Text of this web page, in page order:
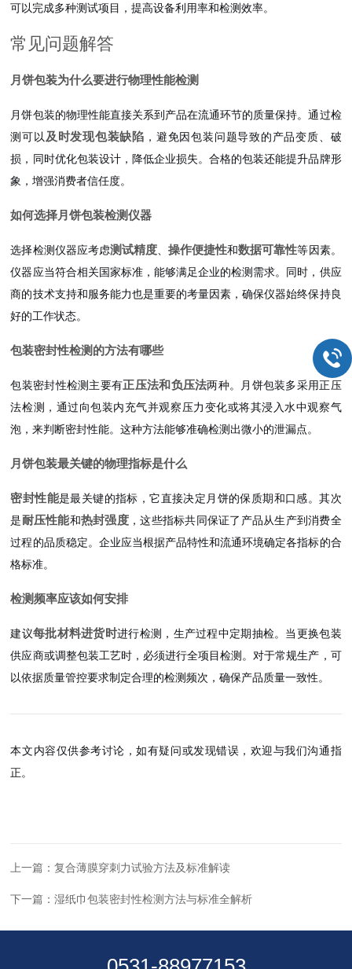
可以完成多种测试项目，提高设备利用率和检测效率。
常见问题解答
月饼包装为什么要进行物理性能检测
月饼包装的物理性能直接关系到产品在流通环节的质量保持。通过检
测可以 及时发现包装缺陷 ，避免因包装问题导致的产品变质、破
损，同时优化包装设计，降低企业损失。合格的包装还能提升品牌形
象，增强消费者信任度。
如何选择月饼包装检测仪器
选择检测仪器应考虑测试精度、操作便捷性和数据可靠性等因素。
仪器应当符合相关国家标准，能够满足企业的检测需求。同时，供应
商的技术支持和服务能力也是重要的考量因素，确保仪器始终保持良
好的工作状态。
包装密封性检测的方法有哪些
包装密封性检测主要有正压法和负压法两种。月饼包装多采用正压
法检测，通过向包装内充气并观察压力变化或将其浸入水中观察气
泡，来判断密封性能。这种方法能够准确检测出微小的泄漏点。
月饼包装最关键的物理指标是什么
密封性能是最关键的指标，它直接决定月饼的保质期和口感。其次
是耐压性能和热封强度 ，这些指标共同保证了产品从生产到消费全
过程的品质稳定。企业应当根据产品特性和流通环境确定各指标的合
格标准。
检测频率应该如何安排
建议每批材料进货时进行检测，生产过程中定期抽检。当更换包装
供应商或调整包装工艺时，必须进行全项目检测。对于常规生产，可
以依据质量管控要求制定合理的检测频次，确保产品质量一致性。
本文内容仅供参考讨论，如有疑问或发现错误，欢迎与我们沟通指
正。
上一篇：复合薄膜穿刺力试验方法及标准解读
下一篇：湿纸巾包装密封性检测方法与标准全解析